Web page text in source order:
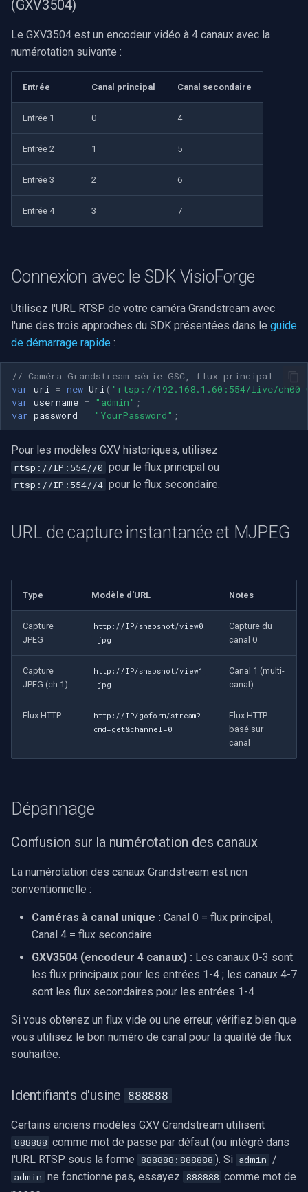
(GXV3504)
Le GXV3504 est un encodeur vidéo à 4 canaux avec la
numérotation suivante :
Entrée Canal principal Canal secondaire
Entrée 1 0 4
Entrée 2 1 5
Entrée 3 2 6
Entrée 4 3 7
Connexion avec le SDK VisioForge
Utilisez l'URL RTSP de votre caméra Grandstream avec
l'une des trois approches du SDK présentées dans le guide
de démarrage rapide :
// Caméra Grandstream série GSC, flux principal
var uri = new Uri ( "rtsp://192.168.1.60:554/live/
var username = "admin" ;
var password = "YourPassword" ;
Pour les modèles GXV historiques, utilisez
rtsp://IP:554//0 pour le flux principal ou
rtsp://IP:554//4 pour le flux secondaire.
URL de capture instantanée et MJPEG
Type Modèle d'URL Notes
Capture
JPEG
http://IP/snapshot/view0
.jpg
Capture du
canal 0
Capture
JPEG (ch 1)
http://IP/snapshot/view1
.jpg
Canal 1 (multi-
canal)
Flux HTTP
http://IP/goform/stream?
cmd=get&channel=0
Flux HTTP
basé sur
canal
Dépannage
Confusion sur la numérotation des canaux
La numérotation des canaux Grandstream est non
conventionnelle :
Caméras à canal unique : Canal 0 = flux principal,
Canal 4 = flux secondaire
GXV3504 (encodeur 4 canaux) : Les canaux 0-3 sont
les flux principaux pour les entrées 1-4 ; les canaux 4-7
sont les flux secondaires pour les entrées 1-4
Si vous obtenez un flux vide ou une erreur, vérifiez bien que
vous utilisez le bon numéro de canal pour la qualité de flux
souhaitée.
Identifiants d'usine 888888
Certains anciens modèles GXV Grandstream utilisent
888888 comme mot de passe par défaut (ou intégré dans
l'URL RTSP sous la forme 888888:888888 ). Si admin /
admin ne fonctionne pas, essayez 888888 comme mot de